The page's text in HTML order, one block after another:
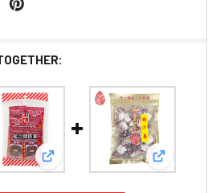
- Lemon Liquorice | 華園 甘草檸
View: WAHYUEN - Pork
View: